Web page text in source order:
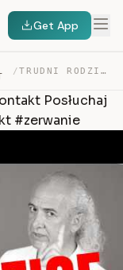
Get App
/ TRUDNI RODZICE ZANIM ZERWIESZ KONTAKT POSŁUCHAJ TEGO | … — TRANSCRIPT
Posłuchaj
#zerwanie